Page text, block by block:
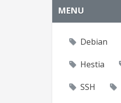
MENU
Debian
Hestia
SSH